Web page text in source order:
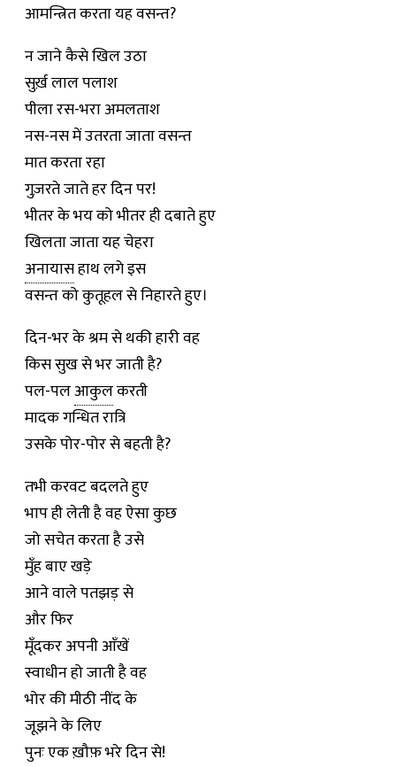
आमन्त्रित करता यह वसन्त?
न जाने कैसे खिल उठा
सुर्ख़ लाल पलाश
पीला रस-भरा अमलताश
नस-नस में उतरता जाता वसन्त
मात करता रहा
गुज़रते जाते हर दिन पर!
भीतर के भय को भीतर ही दबाते हुए
खिलता जाता यह चेहरा
अनायासहाथ लगे इस
वसन्त को कुतूहल से निहारते हुए।
दिन-भर के श्रम से थकी हारी वह
किस सुख से भर जाती है?
पल-पलआकुलकरती
मादक गन्धित रात्रि
उसके पोर-पोर से बहती है?
तभी करवट बदलते हुए
भाप ही लेती है वह ऐसा कुछ
जो सचेत करता है उसे
मुँह बाए खड़े
आने वाले पतझड़ से
और फिर
मूँदकर अपनी आँखें
स्वाधीन हो जाती है वह
भोर की मीठी नींद के
जूझने के लिए
पुनः एक ख़ौफ़ भरे दिन से!